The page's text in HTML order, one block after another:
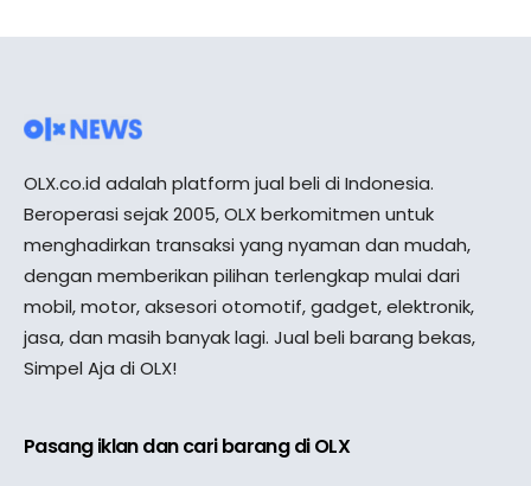
OLX.co.id adalah platform jual beli di Indonesia.
Beroperasi sejak 2005, OLX berkomitmen untuk
menghadirkan transaksi yang nyaman dan mudah,
dengan memberikan pilihan terlengkap mulai dari
mobil, motor, aksesori otomotif, gadget, elektronik,
jasa, dan masih banyak lagi. Jual beli barang bekas,
Simpel Aja di OLX!
Pasang iklan dan cari barang di OLX